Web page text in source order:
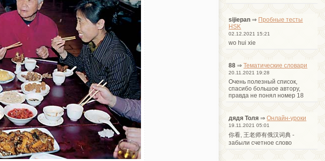
sijiepan ⇒ Пробные тесты
HSK
02.12.2021 15:21
wo hui xie
88 ⇒Тематические словари
20.11.2021 19:28
Очень полезный список,
спасибо большое автору,
правда не понял номер 18
дядя Толя ⇒Онлайн-уроки
19.11.2021 05:01
你看, 王老师有俄汉词典 -
забыли счетное слово